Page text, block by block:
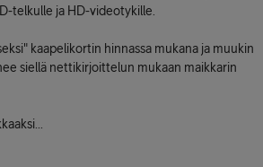
telkulle ja HD-videotykille.
kaapelikortin hinnassa mukana ja muukin
siellä nettikirjoittelun mukaan maikkarin